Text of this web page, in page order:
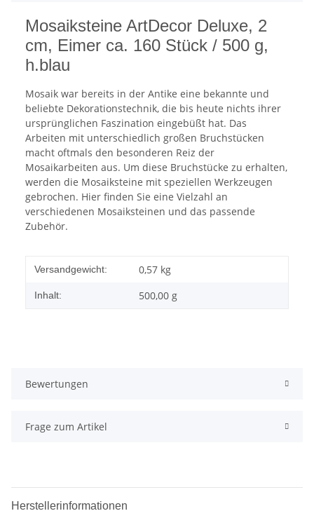
Mosaiksteine ArtDecor Deluxe, 2
cm, Eimer ca. 160 Stück / 500 g,
h.blau
Mosaik war bereits in der Antike eine bekannte und
beliebte Dekorationstechnik, die bis heute nichts ihrer
ursprünglichen Faszination eingebüßt hat. Das
Arbeiten mit unterschiedlich großen Bruchstücken
macht oftmals den besonderen Reiz der
Mosaikarbeiten aus. Um diese Bruchstücke zu erhalten,
werden die Mosaiksteine mit speziellen Werkzeugen
gebrochen. Hier finden Sie eine Vielzahl an
verschiedenen Mosaiksteinen und das passende
Zubehör.
Versandgewicht: 0,57 kg
Inhalt: 500,00 g
Bewertungen
Frage zum Artikel
Herstellerinformationen